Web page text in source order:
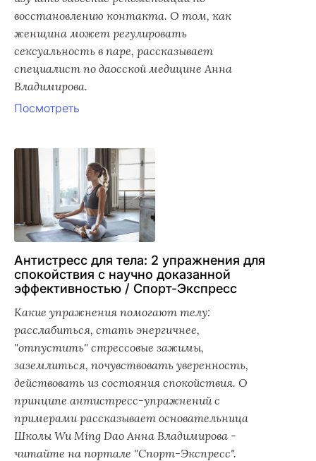
восстановлению контакта. О том, как
женщина может регулировать
сексуальность в паре, рассказывает
специалист по даосской медицине Анна
Владимирова.
Посмотреть
Антистресс для тела: 2 упражнения для
спокойствия с научно доказанной
эффективностью / Спорт-Экспресс
Какие упражнения помогают телу:
расслабиться, стать энергичнее,
"отпустить" стрессовые зажимы,
заземлиться, почувствовать уверенность,
действовать из состояния спокойствия. О
принципе антистресс-упражнений с
примерами рассказывает основательница
Школы Wu Ming Dao Анна Владимирова -
читайте на портале "Спорт-Экспресс".